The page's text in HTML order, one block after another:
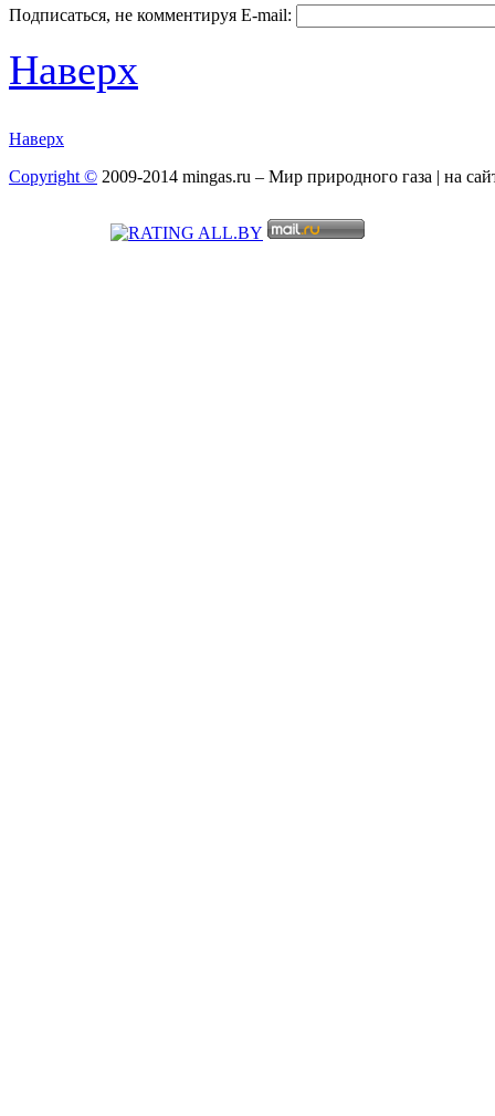
Подписаться, не комментируя E-mail:
Наверх
Наверх
Copyright © 2009-2014 mingas.ru – Мир природного газа | на